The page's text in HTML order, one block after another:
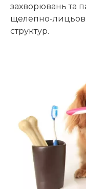
захворювань та
щелепно-
структур.